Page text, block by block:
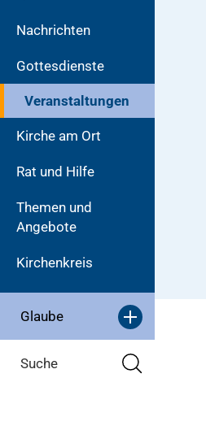
Nachrichten
Gottesdienste
Veranstaltungen
Kirche am Ort
Rat und Hilfe
Themen und
Angebote
Kirchenkreis
Glaube
Suche